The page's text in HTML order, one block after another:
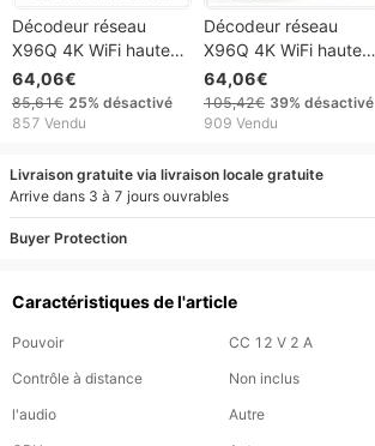
Décodeur réseau
X96Q 4K WiFi haute
définition Android 10
TV Box TV Box
64,06€
85,61€ 25% désactivé
857 Vendu
Décodeur réseau
X96Q 4K WiFi haute
définition Android 10
TV Box TV Box
64,06€
105,42€ 39% désactivé
909 Vendu
Livraison gratuite via livraison locale gratuite
Arrive dans 3 à 7 jours ouvrables
Buyer Protection
Caractéristiques de l'article
Pouvoir
CC 12 V 2 A
Contrôle à distance
Non inclus
l'audio
Autre